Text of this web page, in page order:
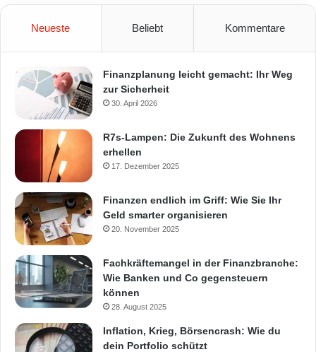
Neueste Beliebt Kommentare
Finanzplanung leicht gemacht: Ihr Weg
zur Sicherheit
30. April 2026
R7s-Lampen: Die Zukunft des Wohnens
erhellen
17. Dezember 2025
Finanzen endlich im Griff: Wie Sie Ihr
Geld smarter organisieren
20. November 2025
Fachkräftemangel in der Finanzbranche:
Wie Banken und Co gegensteuern
können
28. August 2025
Inflation, Krieg, Börsencrash: Wie du
dein Portfolio schützt